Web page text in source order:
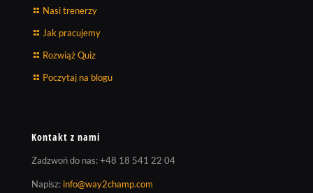
Nasi trenerzy
Jak pracujemy
Rozwiąż Quiz
Poczytaj na blogu
Kontakt z nami
Zadzwoń do nas:+48 18 541 22 04
Napisz: info@way2champ.com